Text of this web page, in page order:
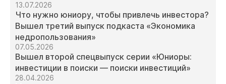
13.07.2026
Что нужно юниору, чтобы привлечь инвестора?
Вышел третий выпуск подкаста «Экономика
недропользования»
07.05.2026
Вышел второй спецвыпуск серии «Юниоры:
инвестиции в поиски — поиски инвестиций»
28.04.2026